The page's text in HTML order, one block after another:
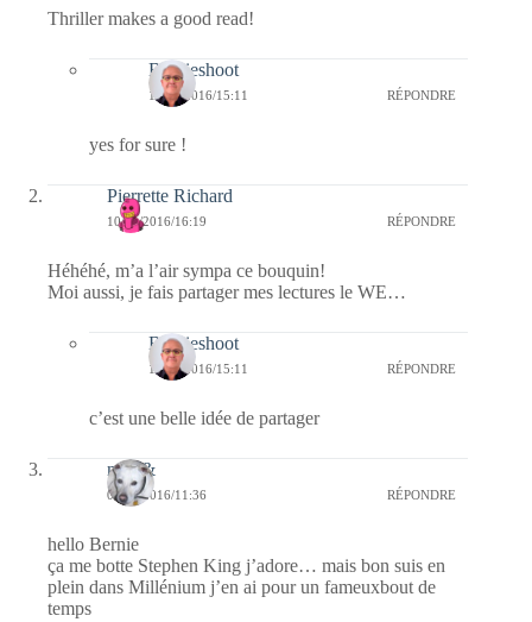
Thriller makes a good read!
Bernieshoot
12/01/2016/15:11 RÉPONDRE
yes for sure !
Pierrette Richard
10/01/2016/16:19 RÉPONDRE
Héhéhé, m’a l’air sympa ce bouquin!
Moi aussi, je fais partager mes lectures le WE…
Bernieshoot
12/01/2016/15:11 RÉPONDRE
c’est une belle idée de partager
nays&
09/01/2016/11:36 RÉPONDRE
hello Bernie
ça me botte Stephen King j’adore… mais bon suis en
plein dans Millénium j’en ai pour un fameuxbout de
temps